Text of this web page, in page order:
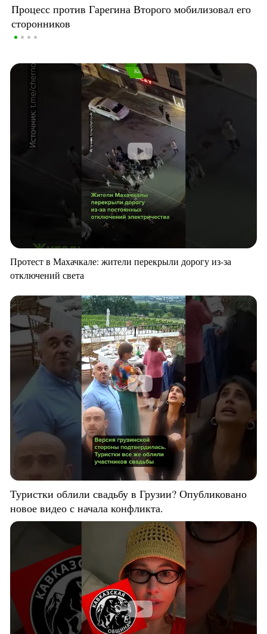
Процесс против Гарегина Второго мобилизовал его
сторонников
Протест в Махачкале: жители перекрыли дорогу из-за
отключений света
Туристки облили свадьбу в Грузии? Опубликовано
новое видео с начала конфликта.